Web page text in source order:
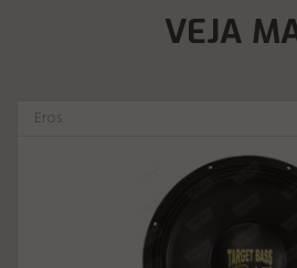
VEJA
Eros